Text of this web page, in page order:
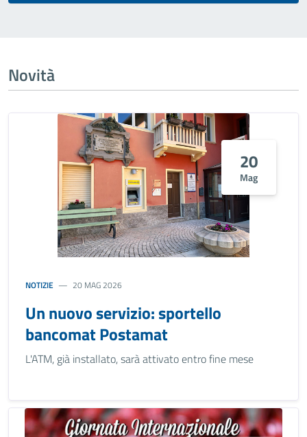
Novità
20
Mag
NOTIZIE 20 MAG 2026
Un nuovo servizio: sportello
bancomat Postamat
L'ATM, già installato, sarà attivato entro fine mese